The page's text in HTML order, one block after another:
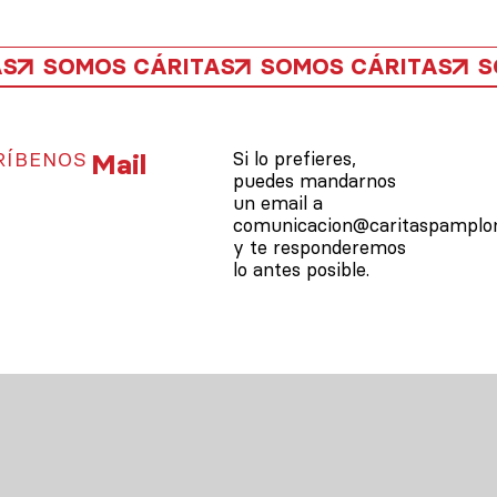
SOMOS CÁRITAS SOMOS CÁRITAS
Mail
Si lo prefieres,
puedes mandarnos
un email a
y te responderemos
lo antes posible.